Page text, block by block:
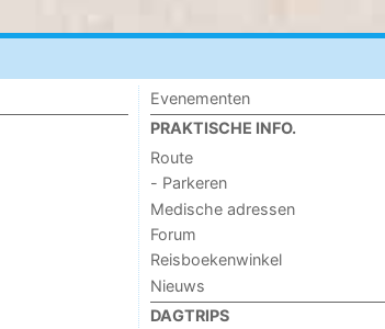
Evenementen
PRAKTISCHE INFO.
Route
- Parkeren
Medische adressen
Forum
Reisboekenwinkel
Nieuws
DAGTRIPS